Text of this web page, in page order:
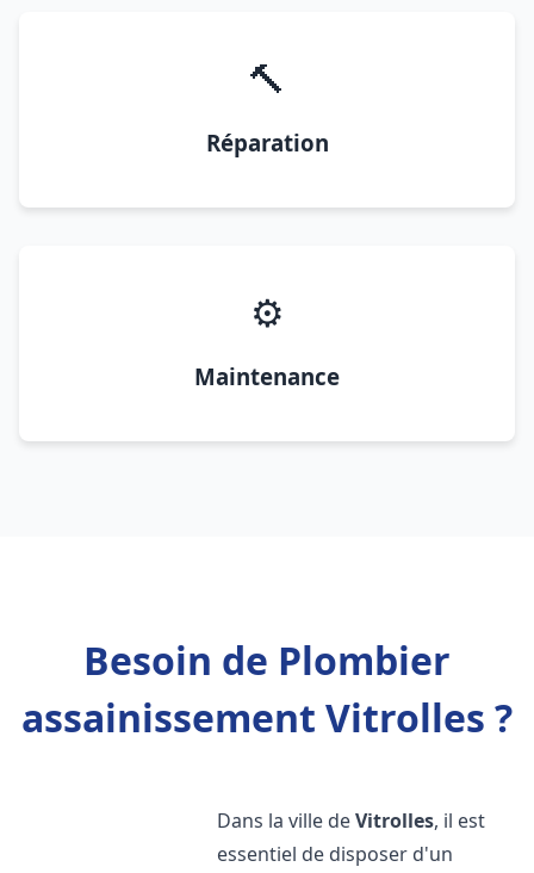
🔨
Réparation
⚙️
Maintenance
Besoin de Plombier
assainissement Vitrolles ?
Dans la ville deVitrolles, il est
essentiel de disposer d'un